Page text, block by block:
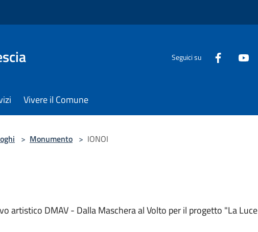
Seguici su
Vivere il Comune
> Monumento > IONOI
artistico DMAV - Dalla Maschera al Volto per il progetto "La Luce